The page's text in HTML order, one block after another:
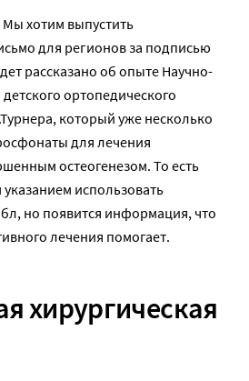
хотим выпустить
для регионов за подписью
рассказано об опыте Научно-
ортопедического
который уже несколько
для лечения
остеогенезом. То есть
использовать
но появится информация, что
лечения помогает.
хирургическая